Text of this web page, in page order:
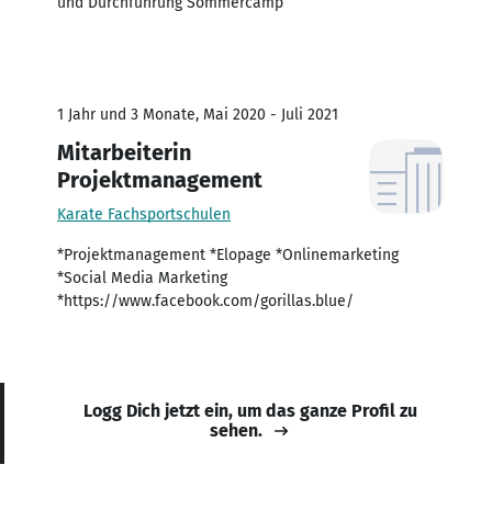
1 Jahr und 3 Monate, Mai 2020 - Juli 2021
Mitarbeiterin
Projektmanagement
Karate Fachsportschulen
*Projektmanagement *Elopage *Onlinemarketing
*Social Media Marketing
*https://www.facebook.com/gorillas.blue/
Logg Dich jetzt ein, um das ganze Profil zu
sehen.